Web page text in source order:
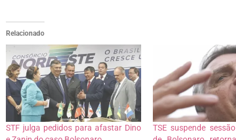
Relacionado
STF julga pedidos para afastar Dino
TSE suspende